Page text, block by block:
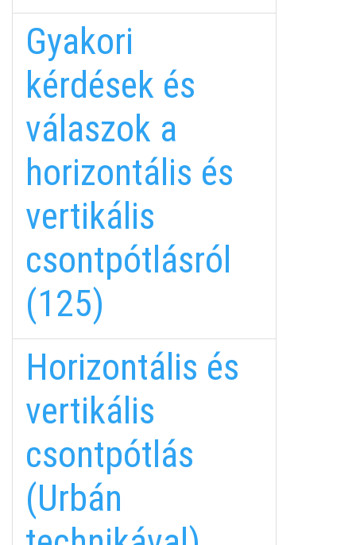
Gyakori
kérdések és
válaszok a
horizontális és
vertikális
csontpótlásról
(125)
Horizontális és
vertikális
csontpótlás
(Urbán